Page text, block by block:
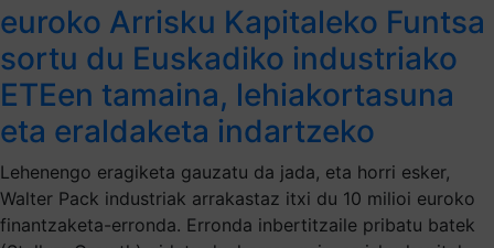
euroko Arrisku Kapitaleko Funtsa
sortu du Euskadiko industriako
ETEen tamaina, lehiakortasuna
eta eraldaketa indartzeko
Lehenengo eragiketa gauzatu da jada, eta horri esker,
Walter Pack industriak arrakastaz itxi du 10 milioi euroko
finantzaketa-erronda. Erronda inbertitzaile pribatu batek